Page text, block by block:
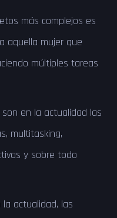
más complejos es
aquella mujer que
múltiples tareas
en la actualidad las
multitasking,
y sobre todo
actualidad, las